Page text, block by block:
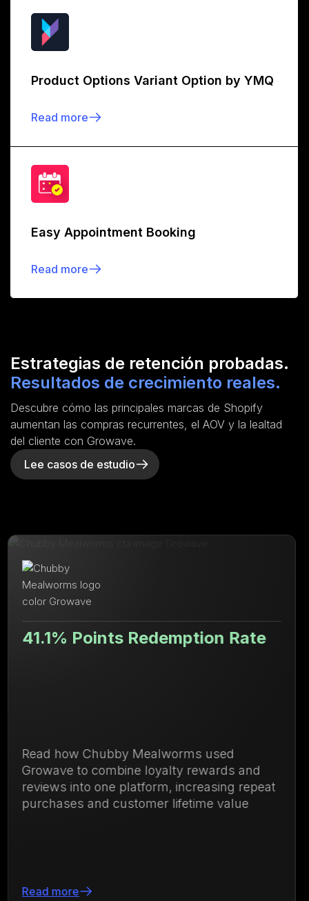
Product Options Variant Option by YMQ
Read more
Easy Appointment Booking
Read more
Estrategias de retención probadas.
Resultados de crecimiento reales.
Descubre cómo las principales marcas de Shopify
aumentan las compras recurrentes, el AOV y la lealtad
del cliente con Growave.
Lee casos de estudio
Rate
used
rewards and
increasing repeat
lifetime value
Valor de vida
Descubre cómo
de lealtad y
compras recurrentes
vida del cliente en un